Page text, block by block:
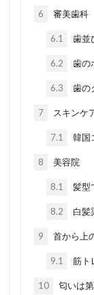
6 審美歯科
6.1 歯並
6.2 歯の
6.3 歯の
7 スキンケ
7.1 韓国
8 美容院
8.1 髪型
8.2 白髪
9 首から上
9.1 筋ト
10 匂いは